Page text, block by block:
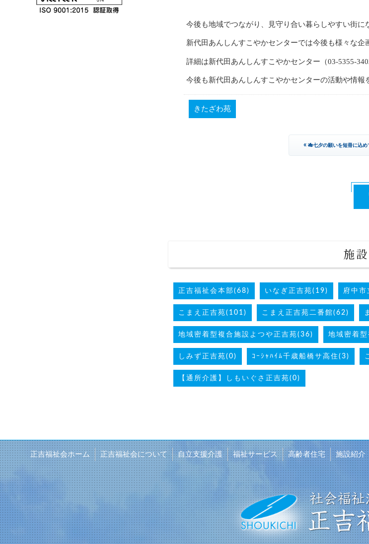
今後も地域でつながり、見守り合い暮らしやすい街に
新代田あんしんすこやかセンターでは今後も様々な企
詳細は新代田あんしんすこやかセンター（03-5355-
今後も新代田あんしんすこやかセンターの活動や情報
きたざわ苑
«🎋七夕の願いを短冊に込め
施
正吉福祉会本部(68) いなぎ正吉苑(19) 府中
こまえ正吉苑(101) こまえ正吉苑二番館(62)
地域密着型複合施設よつや正吉苑(36) 地域密着
しみず正吉苑(0) ｺｰｼｬﾊｲﾑ千歳船橋サ高住(3)
【通所介護】しもいぐさ正吉苑(0)
正吉福祉会ホーム 正吉福祉会について 自立支援介護 福祉サービス 高齢者住宅 施設紹介